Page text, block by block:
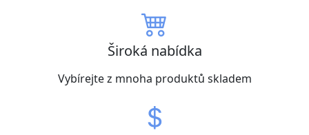
Široká nabídka
Vybírejte z mnoha produktů skladem